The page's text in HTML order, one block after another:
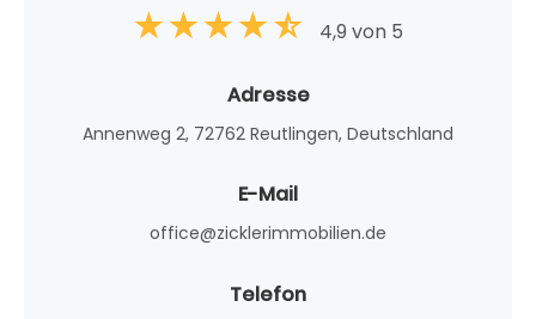
4,9 von 5
Adresse
Annenweg 2, 72762 Reutlingen, Deutschland
E-Mail
office@zicklerimmobilien.de
Telefon